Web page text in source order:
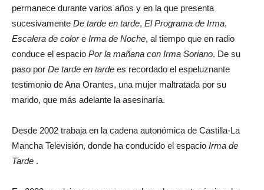
permanece durante varios años y en la que presenta
sucesivamente De tarde en tarde, El Programa de Irma,
Escalera de colore Irma de Noche, al tiempo que en radio
conduce el espacio Por la mañana con Irma Soriano. De su
paso por De tarde en tarde es recordado el espeluznante
testimonio de Ana Orantes, una mujer maltratada por su
marido, que más adelante la asesinaría.
Desde 2002 trabaja en la cadena autonómica de Castilla-La
Mancha Televisión, donde ha conducido el espacio Irma de
Tarde .